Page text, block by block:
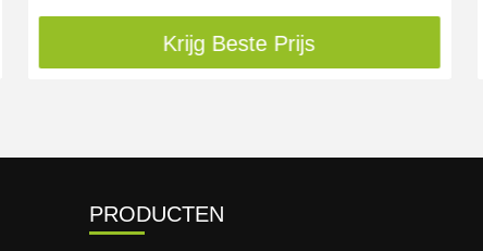
Krijg Beste Prijs
PRODUCTEN